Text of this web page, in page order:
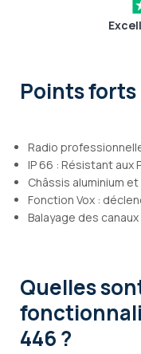
Points forts
Radio
IP 66 : Résistant aux
Châssis aluminium
Fonction Vox :
Balayage des
Quelles
446 ?